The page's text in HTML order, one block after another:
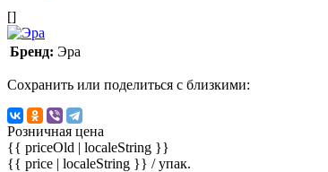
[]
Бренд: Эра
Сохранить или поделиться с близкими:
Розничная цена
{{ priceOld | localeString }}
{{ price | localeString }} / упак.